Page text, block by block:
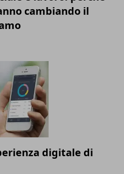
cambiando il
digitale di